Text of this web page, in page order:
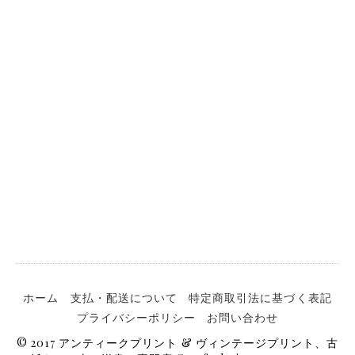
ホーム 支払・配送について
特定商取引法に基づく表記
プライバシーポリシー
お問い合わせ
© 2017 アンティークプリント & ヴィンテージプリント、古